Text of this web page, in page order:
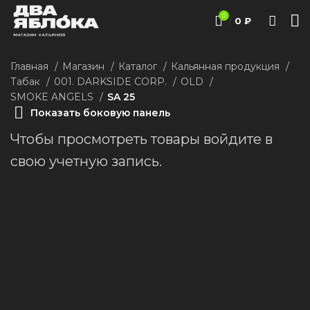
0 / 0 ₽
Главная Магазин Каталог
Кальянная продукция
Табак
001. DARKSIDE CORP.
ОLD
SMOKE ANGELS
SA 25
Показать боковую панель
Чтобы просмотреть товары войдите в
свою учетную запись.